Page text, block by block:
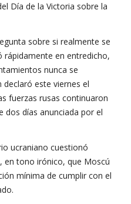
Día de la Victoria sobre la
sobre si realmente se
en entredicho,
nunca se
este viernes el
fuerzas rusas continuaron
dos días anunciada por el
ucraniano cuestionó
en tono irónico, que Moscú
mínima de cumplir con el